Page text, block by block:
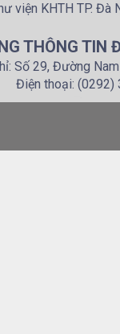
viện KHTH TP. Đà
THÔNG TIN
Số 29, Đường
Điện thoại: (0292)